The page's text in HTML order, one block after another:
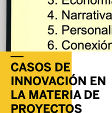
Casos de innovación